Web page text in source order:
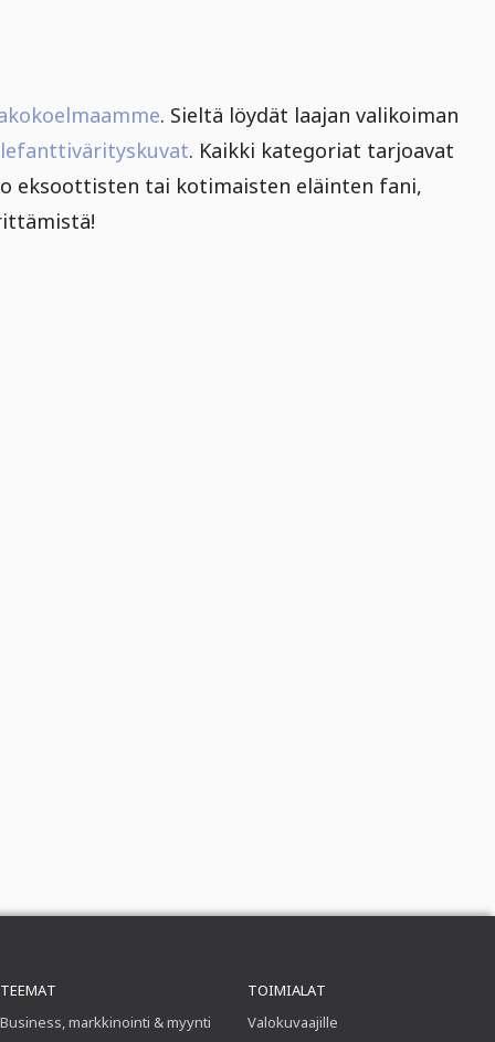
. Sieltä löydät laajan valikoiman
. Kaikki kategoriat tarjoavat
eksoottisten tai kotimaisten eläinten fani,
TEEMAT
Business, markkinointi & myynti
TOIMIALAT
Valokuvaajille